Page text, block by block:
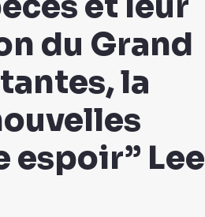
du Grand
la
espoir” Lee